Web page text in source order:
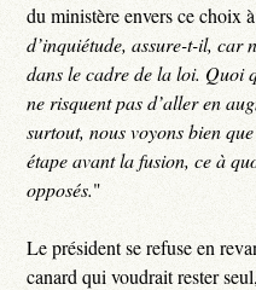
du ministère envers ce choix
d’inquiétude, assure-t-il, car
dans le cadre de la loi. Quoi
ne risquent pas d’aller en
surtout, nous voyons bien
étape avant la fusion, ce à
opposés."
Le président se refuse en
canard qui voudrait rester